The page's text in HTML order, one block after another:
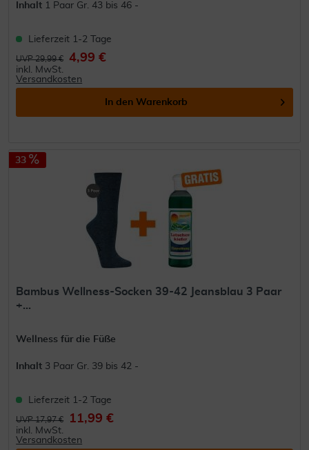
Inhalt 1 Paar Gr. 43 bis 46 -
Lieferzeit 1-2 Tage
UVP 29,99 € 4,99 €
inkl. MwSt.
Versandkosten
In den Warenkorb
33
Bambus Wellness-Socken 39-42 Jeansblau 3 Paar
+...
Wellness für die Füße
Inhalt 3 Paar Gr. 39 bis 42 -
Lieferzeit 1-2 Tage
UVP 17,97 € 11,99 €
inkl. MwSt.
Versandkosten